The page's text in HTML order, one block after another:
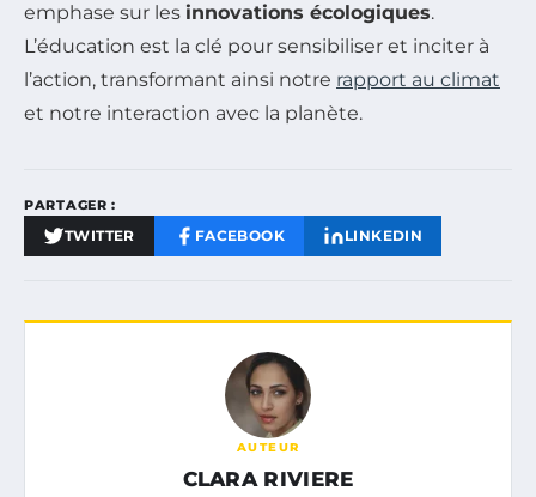
emphase sur les innovations écologiques.
L’éducation est la clé pour sensibiliser et inciter à
l’action, transformant ainsi notre rapport au climat
et notre interaction avec la planète.
PARTAGER :
TWITTER FACEBOOK LINKEDIN
AUTEUR
CLARA RIVIERE